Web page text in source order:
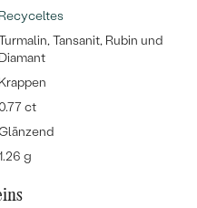
Recyceltes
Tansanit, Rubin und
Diamant
Krappen
0.77 ct
Glänzend
g